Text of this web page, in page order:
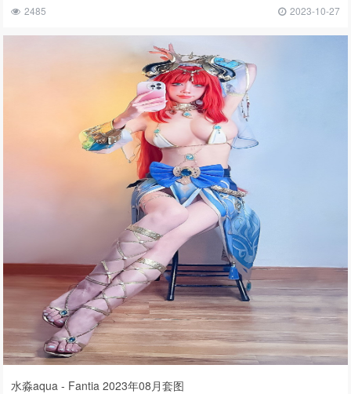
2485 2023-10-27
水淼aqua - Fantia 2023年08月套图